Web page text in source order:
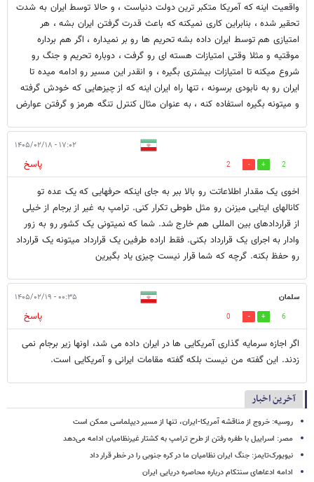
واقعیت اینه که آمریکا متکبر ترین دولت دنیاست ، و حالا توسط ایران به شدت
تحقیر شده ، بنابراین کاری نمیکنه که باعث قدرت گرفتن ایران بشه ، هر
امتیازی هم توسط ایران داده بشه تحریم ها رو بر نمیداره ، اگر هم برداره
موقتیه و مثلا وقتی امتیازات هسته ای رو گرفت ، دوباره تحریم و جنگ رو
شروع میکنه تا امتیازات بیشتری بگیره ، و انقدر این مسیر رو ادامه میده تا
ایران رو به نابودی برسونه ، تنها راه ایران اینه که از چیزهایی که خودش گرفته
و میتونه بگیره استفاده کنه ، به عنوان مثال کنترل تنگه هرمز و گرفتن عوارض
۱۷:۰۲ - ۱۴۰۵/۰۲/۱۸
2
2
پاسخ
اخوی یک مقدار اطلاعاتت رو بالا ببر به جای اینکه حرفهایی که یک عده تو
کانالهای ایتایی میزنن رو مثل طوطی تکرار کنی. ترامپ به غیر از برجام از خیلی
از قراردادهای بین المللی هم خارج شد. شما که نمیتونی یک کشور رو به زور
وادار به اجرای یک قرارداد بکنی. فقط اراده طرفین یک قرارداد میتونه یک قرارداد
رو حفظ بکنه. گرچه که شما قرار نیست چیزی یاد بگیرین
سلمان ۰۰:۳۵ - ۱۴۰۵/۰۲/۱۹
6
0
پاسخ
اگر اجازه سرمایه گذاری آمریکایی ها در ایران داده می شد، اونها زیر برجام نمی
زدند. این گفته من نیست بلکه گفته مقامات ایرانی و آمریکایی است.
آخرین اخبار
روسیه: خروج از مناقشه آمریکا-ایران، تنها از مسیر دیپلماسی ممکن است
مصر: اسراییل با طفره رفتن از طرح ترامپ به کشتار غیرنظامیان ادامه می‌دهد
نیویورک‌تایمز: جنگ ایران نظامیان ما در کره جنوبی را در خطر قرار داد
ادامه ادعاهای سنتکام درباره محاصره دریایی ایران